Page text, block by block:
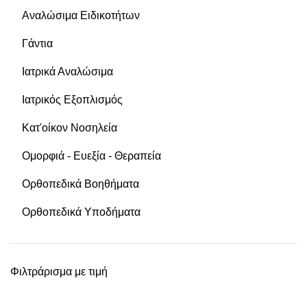
Αναλώσιμα Ειδικοτήτων
Γάντια
Ιατρικά Αναλώσιμα
Ιατρικός Εξοπλισμός
Κατ'οίκον Νοσηλεία
Ομορφιά - Ευεξία - Θεραπεία
Ορθοπεδικά Βοηθήματα
Ορθοπεδικά Υποδήματα
Φιλτράρισμα με τιμή